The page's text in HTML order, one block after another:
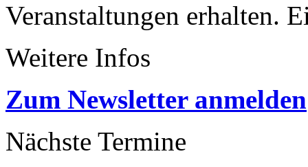
Veranstaltungen erhalten.
Weitere Infos
Zum Newsletter anmelden
Nächste Termine